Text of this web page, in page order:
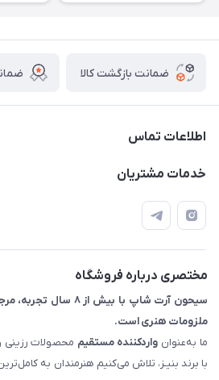
ضمانت بازگشت کالا
اطلاعات تماس
خدمات مشتریان
📝 قوانین و مقررات
📖 راهنما
مختصری درباره فروشگاه
سیحون آرت شاپ با بیش
ملزومات هنری است.
ما به‌عنوان واردکننده مستقیم محصولات رزینی
با برند بنیـز، تلاش می‌کنیم هنرمندان به